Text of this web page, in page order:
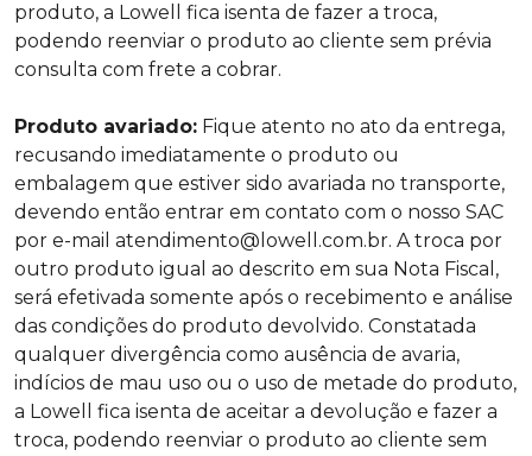
produto, a Lowell fica isenta de fazer a troca,
podendo reenviar o produto ao cliente sem prévia
consulta com frete a cobrar.
Produto avariado: Fique atento no ato da entrega,
recusando imediatamente o produto ou
embalagem que estiver sido avariada no transporte,
devendo então entrar em contato com o nosso SAC
por e-mail atendimento@lowell.com.br. A troca por
outro produto igual ao descrito em sua Nota Fiscal,
será efetivada somente após o recebimento e análise
das condições do produto devolvido. Constatada
qualquer divergência como ausência de avaria,
indícios de mau uso ou o uso de metade do produto,
a Lowell fica isenta de aceitar a devolução e fazer a
troca, podendo reenviar o produto ao cliente sem